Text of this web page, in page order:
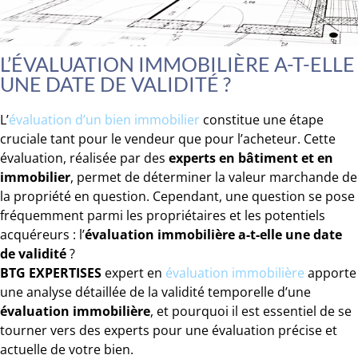
L’ÉVALUATION IMMOBILIÈRE A-T-ELLE
UNE DATE DE VALIDITÉ ?
L’évaluation d’un bien immobilier constitue une étape
cruciale tant pour le vendeur que pour l’acheteur. Cette
évaluation, réalisée par des experts en bâtiment et en
immobilier, permet de déterminer la valeur marchande de
la propriété en question. Cependant, une question se pose
fréquemment parmi les propriétaires et les potentiels
acquéreurs : l’évaluation immobilière a-t-elle une date
de validité?
BTG EXPERTISES expert en évaluation immobilière apporte
une analyse détaillée de la validité temporelle d’une
évaluation immobilière, et pourquoi il est essentiel de se
tourner vers des experts pour une évaluation précise et
actuelle de votre bien.